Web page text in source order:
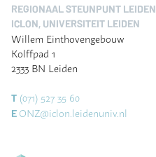
REGIONAAL STEUNPUNT LEIDEN
ICLON, UNIVERSITEIT LEIDEN
Willem Einthovengebouw
Kolffpad 1
2333 BN Leiden
T (071) 527 35 60
E ONZ@iclon.leidenuniv.nl